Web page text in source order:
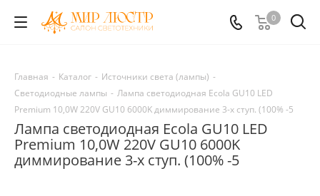
0
Главная - Каталог - Источники света (лампы) -
Светодиодные лампы - Лампа светодиодная Ecola GU10 LED
Premium 10,0W 220V GU10 6000K диммирование 3-х ступ. (100% -5
Лампа светодиодная Ecola GU10 LED
Premium 10,0W 220V GU10 6000K
диммирование 3-х ступ. (100% -5